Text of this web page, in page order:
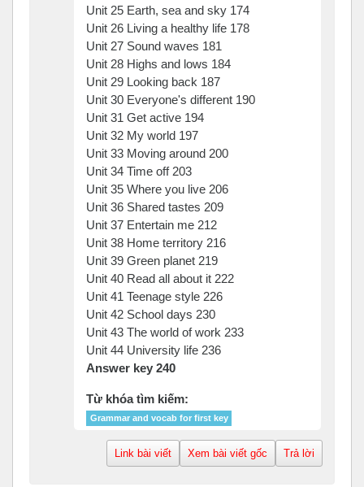
Unit 25 Earth, sea and sky 174
Unit 26 Living a healthy life 178
Unit 27 Sound waves 181
Unit 28 Highs and lows 184
Unit 29 Looking back 187
Unit 30 Everyone's different 190
Unit 31 Get active 194
Unit 32 My world 197
Unit 33 Moving around 200
Unit 34 Time off 203
Unit 35 Where you live 206
Unit 36 Shared tastes 209
Unit 37 Entertain me 212
Unit 38 Home territory 216
Unit 39 Green planet 219
Unit 40 Read all about it 222
Unit 41 Teenage style 226
Unit 42 School days 230
Unit 43 The world of work 233
Unit 44 University life 236
Answer key 240
Từ khóa tìm kiếm:
Grammar and vocab for first key
Link bài viết Xem bài viết gốc Trả lời